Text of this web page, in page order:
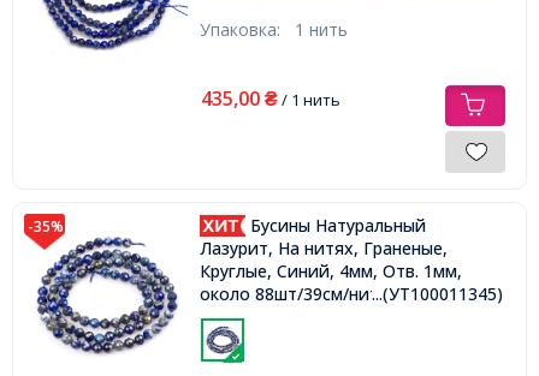
Упаковка: 1 нить
435,00 ₴/ 1 нить
-35%
Бусины Натуральный
Лазурит, На нитях, Граненые,
Круглые, Синий, 4мм, Отв. 1мм,
около 88шт/39см/нить,...(УТ100011345)